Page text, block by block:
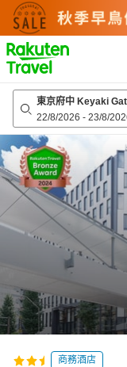
to
top
page
東京府中 Keyaki
22/8/2026 - 23/8/
商務酒店